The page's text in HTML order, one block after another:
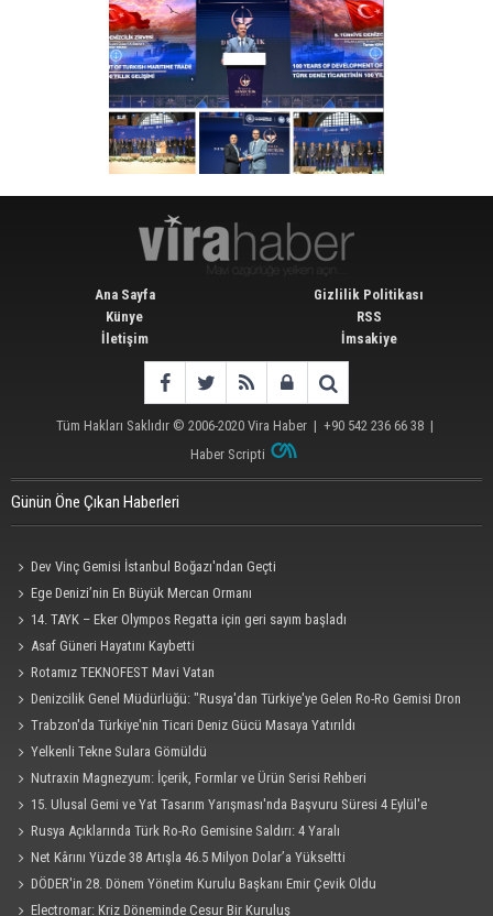
Ana Sayfa
Künye
İletişim
Gizlilik Politikası
RSS
İmsakiye
Tüm Hakları Saklıdır © 2006-2020 Vira Haber | +90 542 236 66 38 |
Haber Scripti
Günün Öne Çıkan Haberleri
Dev Vinç Gemisi İstanbul Boğazı'ndan Geçti
Ege Denizi’nin En Büyük Mercan Ormanı
14. TAYK – Eker Olympos Regatta için geri sayım başladı
Asaf Güneri Hayatını Kaybetti
Rotamız TEKNOFEST Mavi Vatan
Denizcilik Genel Müdürlüğü: "Rusya'dan Türkiye'ye Gelen Ro-Ro Gemisi Dron
Saldırısına Uğradı"
Trabzon'da Türkiye'nin Ticari Deniz Gücü Masaya Yatırıldı
Yelkenli Tekne Sulara Gömüldü
Nutraxin Magnezyum: İçerik, Formlar ve Ürün Serisi Rehberi
15. Ulusal Gemi ve Yat Tasarım Yarışması'nda Başvuru Süresi 4 Eylül'e
Uzatıldı
Rusya Açıklarında Türk Ro-Ro Gemisine Saldırı: 4 Yaralı
Net Kârını Yüzde 38 Artışla 46.5 Milyon Dolar’a Yükseltti
DÖDER'in 28. Dönem Yönetim Kurulu Başkanı Emir Çevik Oldu
Electromar: Kriz Döneminde Cesur Bir Kuruluş